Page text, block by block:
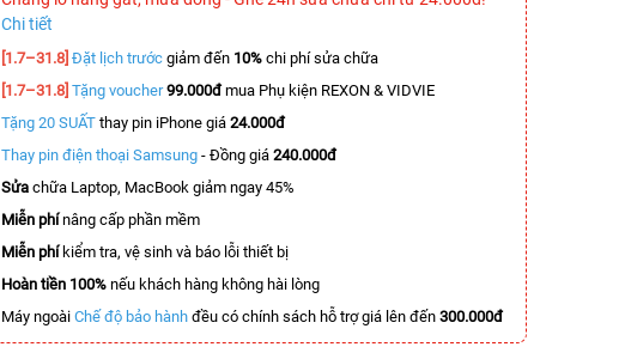
Chi tiết
[1.7–31.8] Đặt lịch trước giảm đến 10% chi phí sửa chữa
[1.7–31.8] Tặng voucher 99.000đmua Phụ kiện REXON & VIDVIE
Tặng 20 SUẤT thay pin iPhone giá 24.000đ
Thay pin điện thoại Samsung - Đồng giá 240.000đ
Sửa chữa Laptop, MacBook giảm ngay 45%
Miễn phínâng cấp phần mềm
Miễn phíkiểm tra, vệ sinh và báo lỗi thiết bị
Hoàn tiền 100% nếu khách hàng không hài lòng
Máy ngoài Chế độ bảo hành đều có chính sách hỗ trợ giá lên đến 300.000đ